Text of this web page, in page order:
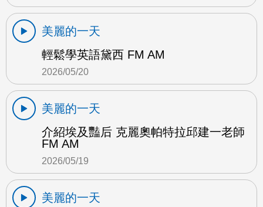
美麗的一天
輕鬆學英語黛西 FM AM
2026/05/20
美麗的一天
介紹埃及豔后 克麗奧帕特拉邱建一老師
FM AM
2026/05/19
美麗的一天